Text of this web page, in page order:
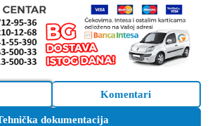
dokumentacija
Komentari